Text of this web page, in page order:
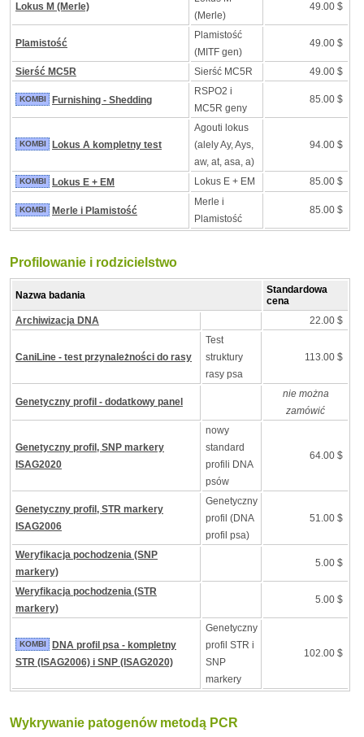
Lokus M (Merle)
(Merle)
49.00 $
Plamistość
Plamistość
(MITF gen)
49.00 $
Sierść MC5R Sierść MC5R 49.00 $
KOMBI Furnishing - Shedding
RSPO2 i
MC5R geny
85.00 $
KOMBI Lokus A kompletny test
Agouti lokus
(alely Ay, Ays,
aw, at, asa, a)
94.00 $
KOMBI Lokus E + EM Lokus E + EM 85.00 $
KOMBI Merle i Plamistość
Merle i
Plamistość
85.00 $
Profilowanie i rodzicielstwo
Nazwa badania
Standardowa
cena
Archiwizacja DNA
22.00 $
CaniLine - test przynależności do rasy
Test
struktury
rasy psa
113.00 $
Genetyczny profil - dodatkowy panel
nie można
zamówić
Genetyczny profil, SNP markery
ISAG2020
nowy
standard
profili DNA
psów
64.00 $
Genetyczny profil, STR markery
ISAG2006
Genetyczny
profil (DNA
profil psa)
51.00 $
Weryfikacja pochodzenia (SNP
markery)
5.00 $
Weryfikacja pochodzenia (STR
markery)
5.00 $
KOMBI
DNA profil psa - kompletny
STR (ISAG2006) i SNP (ISAG2020)
Genetyczny
profil STR i
SNP
markery
102.00 $
Wykrywanie patogenów metodą PCR